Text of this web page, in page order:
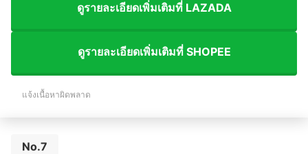
ดูรายละเอียดเพิ่มเติมที่ LAZADA
ดูรายละเอียดเพิ่มเติมที่ SHOPEE
แจ้งเนื้อหาผิดพลาด
No.7